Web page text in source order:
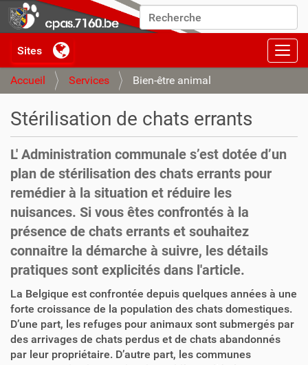
Chercher par
Recherche avancée…
Accueil Services Bien-être animal
Stérilisation de chats errants
L' Administration communale s’est dotée d’un
plan de stérilisation des chats errants pour
remédier à la situation et réduire les
nuisances. Si vous êtes confrontés à la
présence de chats errants et souhaitez
connaitre la démarche à suivre, les détails
pratiques sont explicités dans l'article.
La Belgique est confrontée depuis quelques années à une
forte croissance de la population des chats domestiques.
D’une part, les refuges pour animaux sont submergés par
des arrivages de chats perdus et de chats abandonnés
par leur propriétaire. D’autre part, les communes